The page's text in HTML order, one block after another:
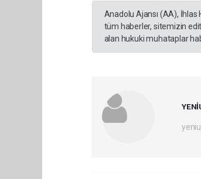
Anadolu Ajansı (AA), İhlas
tüm haberler, sitemizin
alan hukuki muhataplar